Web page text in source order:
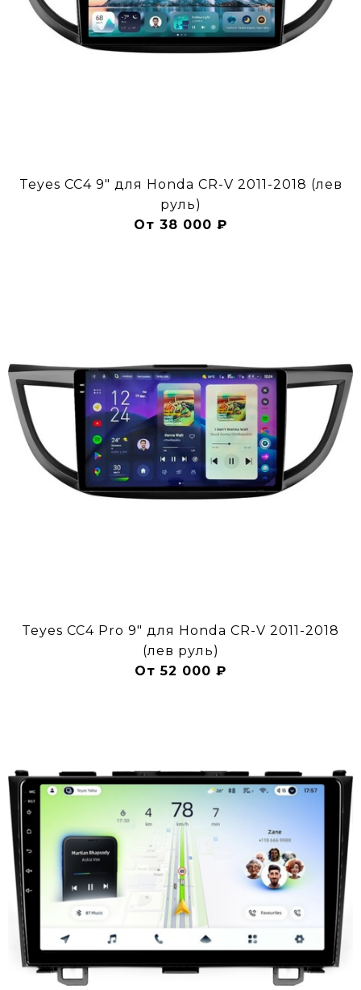
Teyes CC4 9" для Honda CR-V 2011-2018 (лев
руль)
От 38 000 ₽
Teyes CC4 Pro 9" для Honda CR-V 2011-2018
(лев руль)
От 52 000 ₽